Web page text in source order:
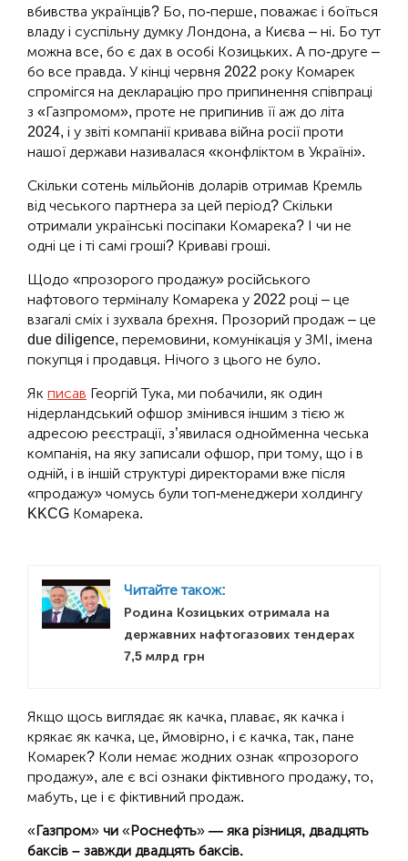
вбивства українців? Бо, по-перше, поважає і боїться
владу і суспільну думку Лондона, а Києва – ні. Бо тут
можна все, бо є дах в особі Козицьких. А по-друге –
бо все правда. У кінці червня 2022 року Комарек
спромігся на декларацію про припинення співпраці
з «Газпромом», проте не припинив її аж до літа
2024, і у звіті компанії кривава війна росії проти
нашої держави називалася «конфліктом в Україні».
Скільки сотень мільйонів доларів отримав Кремль
від чеського партнера за цей період? Скільки
отримали українські посіпаки Комарека? І чи не
одні це і ті самі гроші? Криваві гроші.
Щодо «прозорого продажу» російського
нафтового терміналу Комарека у 2022 році – це
взагалі сміх і зухвала брехня. Прозорий продаж – це
due diligence, перемовини, комунікація у ЗМІ, імена
покупця і продавця. Нічого з цього не було.
Як писав Георгій Тука, ми побачили, як один
нідерландський офшор змінився іншим з тією ж
адресою реєстрації, з’явилася однойменна чеська
компанія, на яку записали офшор, при тому, що і в
одній, і в іншій структурі директорами вже після
«продажу» чомусь були топ-менеджери холдингу
KKCG Комарека.
Читайте також:
Родина Козицьких отримала на
державних нафтогазових тендерах
7,5 млрд грн
Якщо щось виглядає як качка, плаває, як качка і
крякає як качка, це, ймовірно, і є качка, так, пане
Комарек? Коли немає жодних ознак «прозорого
продажу», але є всі ознаки фіктивного продажу, то,
мабуть, це і є фіктивний продаж.
«Газпром» чи «Роснефть» — яка різниця, двадцять
баксів – завжди двадцять баксів.